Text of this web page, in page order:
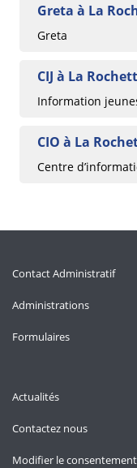
Greta à La
Greta
CIJ à La
Information
CIO à La
Centre
Contact Administratif
Administrations
Formulaires
Actualités
Contactez nous
Modifier le consentement